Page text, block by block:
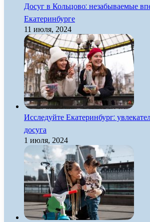
Досуг в Кольцово: незабываемые
Екатеринбурге
11 июля, 2024
Исследуйте Екатеринбург:
досуга
1 июля, 2024